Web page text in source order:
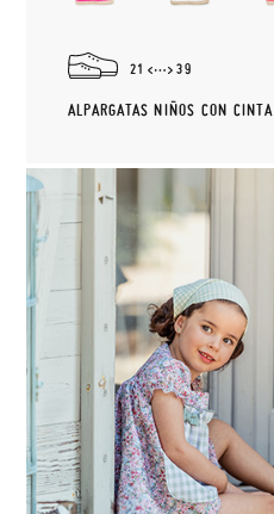
21 39
ALPARGATAS NIÑOS CON CINTA